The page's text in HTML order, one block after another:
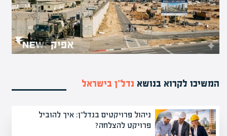
המשיכו לקרוא בנושא נדל”ן בישראל
ניהול פרויקטים בנדל"ן: איך להוביל
פרויקט להצלחה?